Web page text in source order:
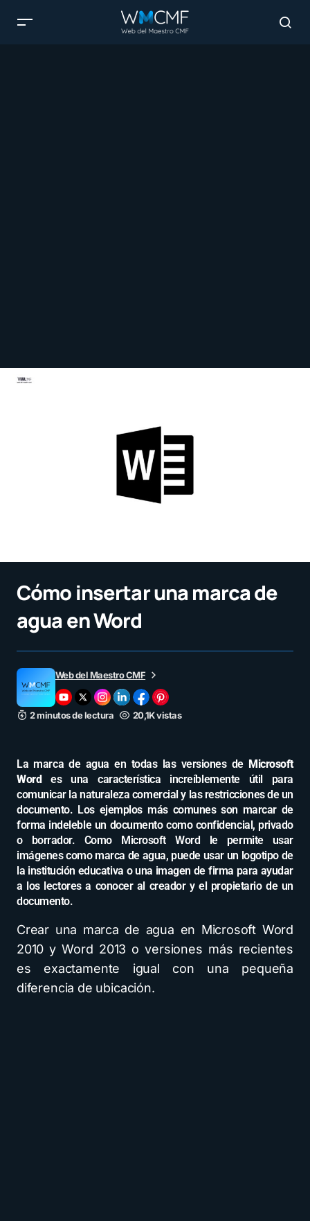
Cómo insertar una marca de
agua en Word
Web del Maestro CMF
2 minutos de lectura 20,1K vistas
La marca de agua en todas las versiones de Microsoft
Wordes una característica increíblemente útil para
comunicar la naturaleza comercial y las restricciones de un
documento. Los ejemplos más comunes son marcar de
forma indeleble un documento como confidencial, privado
o borrador. Como Microsoft Word le permite usar
imágenes como marca de agua, puede usar un logotipo de
la institución educativa o una imagen de firma para ayudar
a los lectores a conocer al creador y el propietario de un
documento.
Crear una marca de agua en Microsoft Word
2010 y Word 2013 o versiones más recientes
es exactamente igual con una pequeña
diferencia de ubicación.